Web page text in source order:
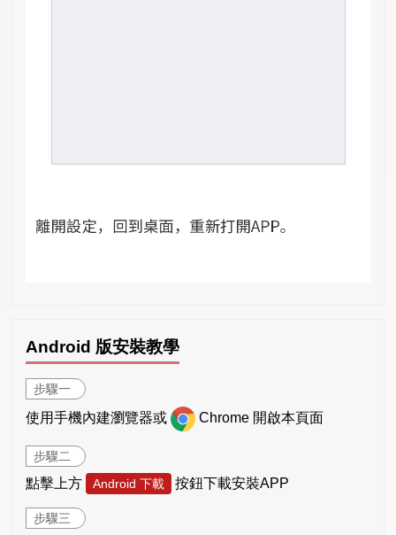
Android 版安裝教學
步驟一
使用手機內建瀏覽器或 Chrome 開啟本頁面
步驟二
點擊上方 Android 下載 按鈕下載安裝APP
步驟三